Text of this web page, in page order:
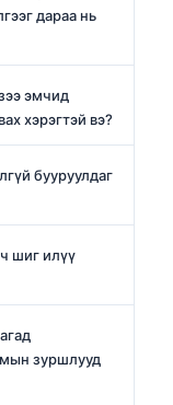
дараа нь
эмчид
хэрэгтэй вэ?
бууруулдаг
шиг илүү
зуршлууд